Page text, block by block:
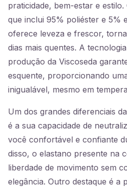
praticidade, bem-estar e
que inclui 95% poliéster e 5%
oferece leveza e frescor,
dias mais quentes. A
produção da Viscoseda
esquente, proporcionando
inigualável, mesmo em
Um dos grandes diferenciais
é a sua capacidade de
você confortável e confiante
disso, o elastano presente na
liberdade de movimento sem
elegância. Outro destaque é a